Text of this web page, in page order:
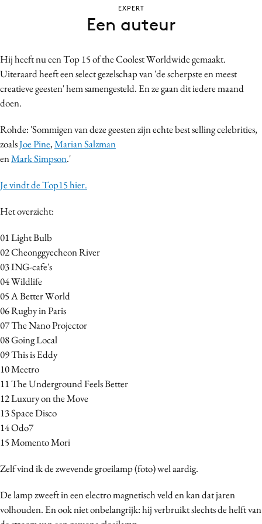
Contentmarketing
Craft
Customer Experience
Design
Digital transformation
Effectiviteit
Interne communicatie
Martech
Media
Merkstrategie
PR
Programmatic
Purpose Marketing
Reputatie & crisis
Hij heeft nu een Top 15 of the Coolest Worldwide gemaakt.
Uiteraard heeft een select gezelschap van 'de scherpste en meest
creatieve geesten' hem samengesteld. En ze gaan dit iedere maand
doen.
Rohde: 'Sommigen van deze geesten zijn echte best selling celebrities,
zoalsJoe Pine,Marian Salzman
enMark Simpson.'
Je vindt de Top15 hier.
Het overzicht:
01 Light Bulb
02 Cheonggyecheon River
03 ING-cafe's
04 Wildlife
05 A Better World
06 Rugby in Paris
07 The Nano Projector
08 Going Local
09 This is Eddy
10 Meetro
11 The Underground Feels Better
12 Luxury on the Move
13 Space Disco
14 Odo7
15 Momento Mori
Zelf vind ik de zwevende groeilamp (foto) wel aardig.
De lamp zweeft in een electro magnetisch veld en kan dat jaren
volhouden. En ook niet onbelangrijk: hij verbruikt slechts de helft van
EXPERT
Een auteur